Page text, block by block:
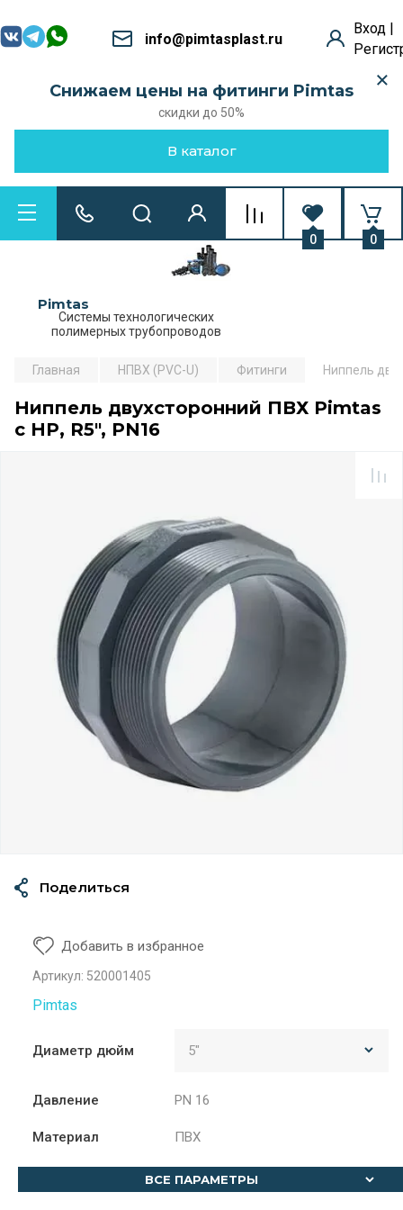
info@pimtasplast.ru
Вход |
Снижаем цены на фитинги Pimtas
скидки до 50%
В каталог
Pimtas
Системы технологических
полимерных трубопроводов
0 0
Главная НПВХ (PVC-U) Фитинги Ниппель
Ниппель двухсторонний ПВХ Pimtas
с НР, R5", PN16
Добавить в избранное
Артикул: 520001405
Pimtas
Диаметр дюйм
Давление PN 16
Материал ПВХ
ВСЕ ПАРАМЕТРЫ
Поделиться